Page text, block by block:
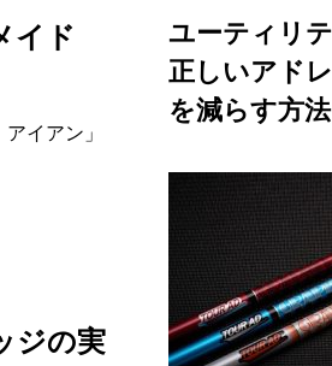
イド
イアン」
ジの実
ユーティリ
正しいアド
を減らす方法